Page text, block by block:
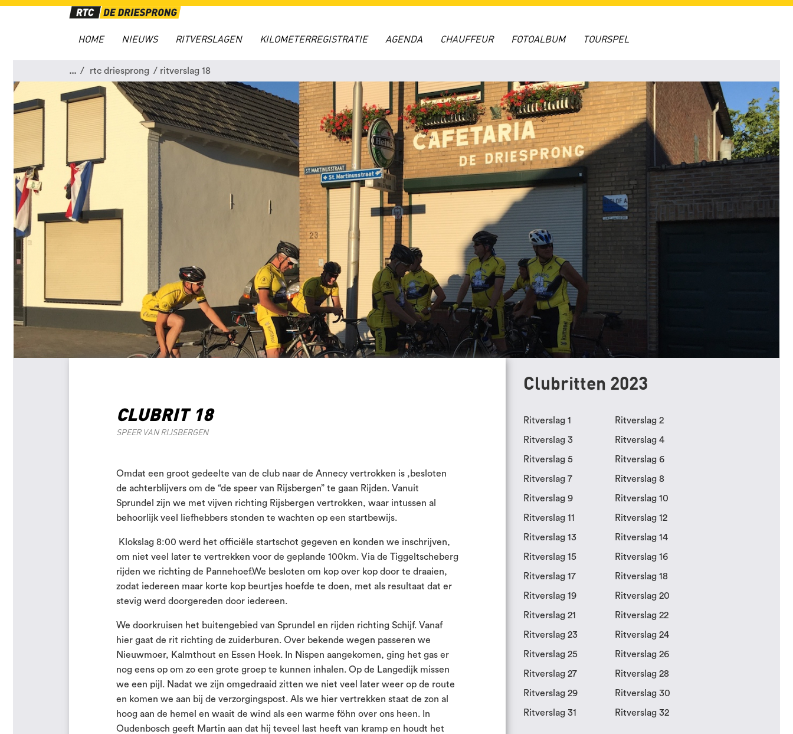
HOME NIEUWS RITVERSLAGEN KILOMETERREGISTRATIE AGENDA CHAUFFEUR FOTOALBUM TOURSPEL
... rtc driesprong ritverslag 18
CLUBRIT 18
SPEER VAN RIJSBERGEN
Omdat een groot gedeelte van de club naar de Annecy vertrokken is ,besloten
de achterblijvers om de “de speer van Rijsbergen” te gaan Rijden. Vanuit
Sprundel zijn we met vijven richting Rijsbergen vertrokken, waar intussen al
behoorlijk veel liefhebbers stonden te wachten op een startbewijs.
Klokslag 8:00 werd het officiële startschot gegeven en konden we inschrijven,
om niet veel later te vertrekken voor de geplande 100km. Via de Tiggeltscheberg
rijden we richting de Pannehoef.We besloten om kop over kop door te draaien,
zodat iedereen maar korte kop beurtjes hoefde te doen, met als resultaat dat er
stevig werd doorgereden door iedereen.
We doorkruisen het buitengebied van Sprundel en rijden richting Schijf. Vanaf
hier gaat de rit richting de zuiderburen. Over bekende wegen passeren we
Nieuwmoer, Kalmthout en Essen Hoek. In Nispen aangekomen, ging het gas er
nog eens op om zo een grote groep te kunnen inhalen. Op de Langedijk missen
we een pijl. Nadat we zijn omgedraaid zitten we niet veel later weer op de route
en komen we aan bij de verzorgingspost. Als we hier vertrekken staat de zon al
hoog aan de hemel en waait de wind als een warme föhn over ons heen. In
Oudenbosch geeft Martin aan dat hij teveel last heeft van kramp en houdt het
Clubritten 2023
Ritverslag 1 Ritverslag 2
Ritverslag 3 Ritverslag 4
Ritverslag 5 Ritverslag 6
Ritverslag 7 Ritverslag 8
Ritverslag 9 Ritverslag 10
Ritverslag 11 Ritverslag 12
Ritverslag 13 Ritverslag 14
Ritverslag 15 Ritverslag 16
Ritverslag 17 Ritverslag 18
Ritverslag 19 Ritverslag 20
Ritverslag 21 Ritverslag 22
Ritverslag 23 Ritverslag 24
Ritverslag 25 Ritverslag 26
Ritverslag 27 Ritverslag 28
Ritverslag 29 Ritverslag 30
Ritverslag 31 Ritverslag 32